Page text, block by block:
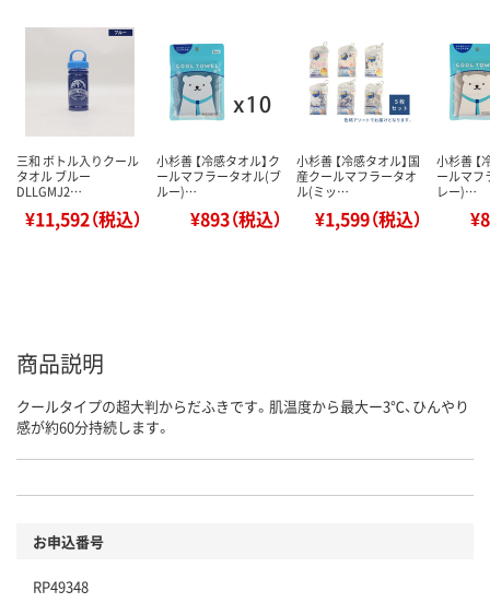
三和 ボトル入りクール
タオル ブルー
DLLGMJ2…
¥11,592（税込）
小杉善 【冷感タオル】ク
ールマフラータオル(ブ
ルー)…
¥893（税込）
小杉善 【冷感タオル】国
産クールマフラータオ
ル(ミッ…
¥1,599（税込）
小杉善 【
ールマフ
レー)…
商品説明
クールタイプの超大判からだふきです。肌温度から最大ー3℃、ひんやり
感が約60分持続します。
お申込番号
RP49348